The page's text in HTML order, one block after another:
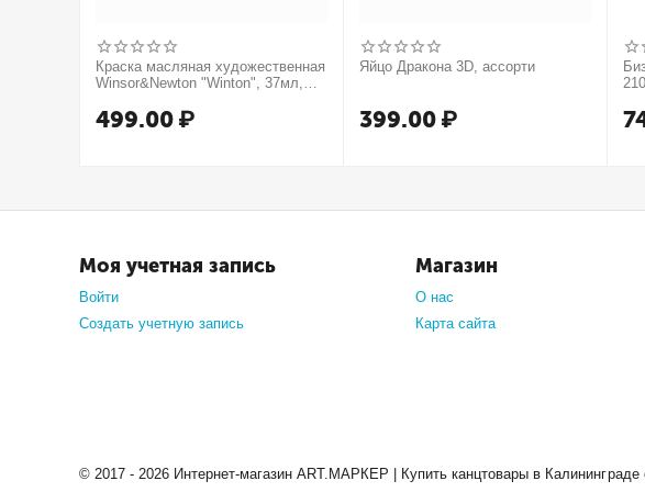
Краска масляная художественная
Winsor&Newton "Winton", 37мл,
499.00 ₽
Яйцо Дракона 3D, ассорти
399.00 ₽
Моя учетная запись
Войти
Создать учетную запись
Магазин
О нас
Карта сайта
© 2017 - 2026 Интернет-магазин ART.МАРКЕР | Купить канцтовары в Калининграде